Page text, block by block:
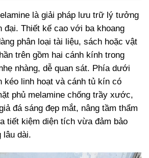
là giải pháp lưu trữ lý tưởng
đại. Thiết kế cao với ba khoang
phân loại tài liệu, sách hoặc vật
trên gồm hai cánh kính trong
nhàng, dễ quan sát. Phía dưới
kéo linh hoạt và cánh tủ kín có
phủ melamine chống trầy xước,
đá sáng đẹp mắt, nâng tầm thẩm
tiết kiệm diện tích vừa đảm bảo
lâu dài.